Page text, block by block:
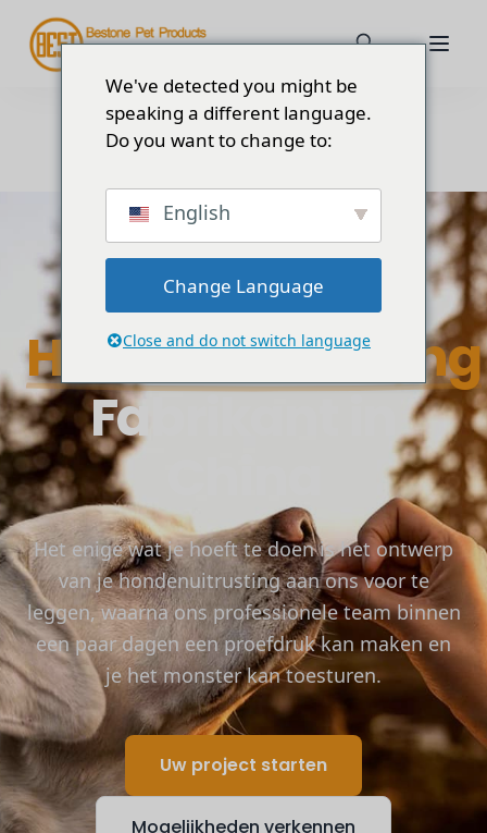
B2B OEM & ODM fabrikant
Professioneel
Hondenuitrusting
Fabrikant in
Het enige wat je hoeft te doen is het ontwerp
van je hondenuitrusting aan ons voor te
leggen, waarna ons professionele team binnen
een paar dagen een proefdruk kan maken en
je het monster kan toesturen.
Uw project starten
Mogelijkheden verkennen
We've detected you might be
speaking a different language.
Do you want to change to:
English
Change Language
Close and do not switch language